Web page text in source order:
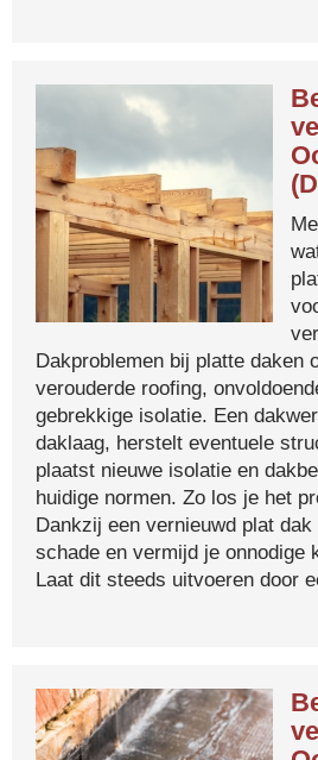
Dakproblemen bij platte daken
verouderde roofing,
gebrekkige isolatie. Een
daklaag, herstelt eventuele
plaatst nieuwe isolatie en
huidige normen. Zo los je het
Dankzij een vernieuwd plat
schade en vermijd je onnodige
Laat dit steeds uitvoeren door